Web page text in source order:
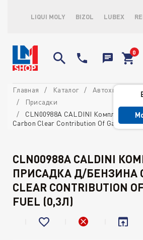
LIQUI MOLY BIZOL LUBEX
Главная Каталог
Автохимия
Присадки
CLN00988A CALDINI Комплексная
Carbon Clear Contribution Of Gasoline
CLN00988A CALDINI
ПРИСАДКА Д/БЕНЗИНА
CLEAR CONTRIBUTION
FUEL (0,3Л)